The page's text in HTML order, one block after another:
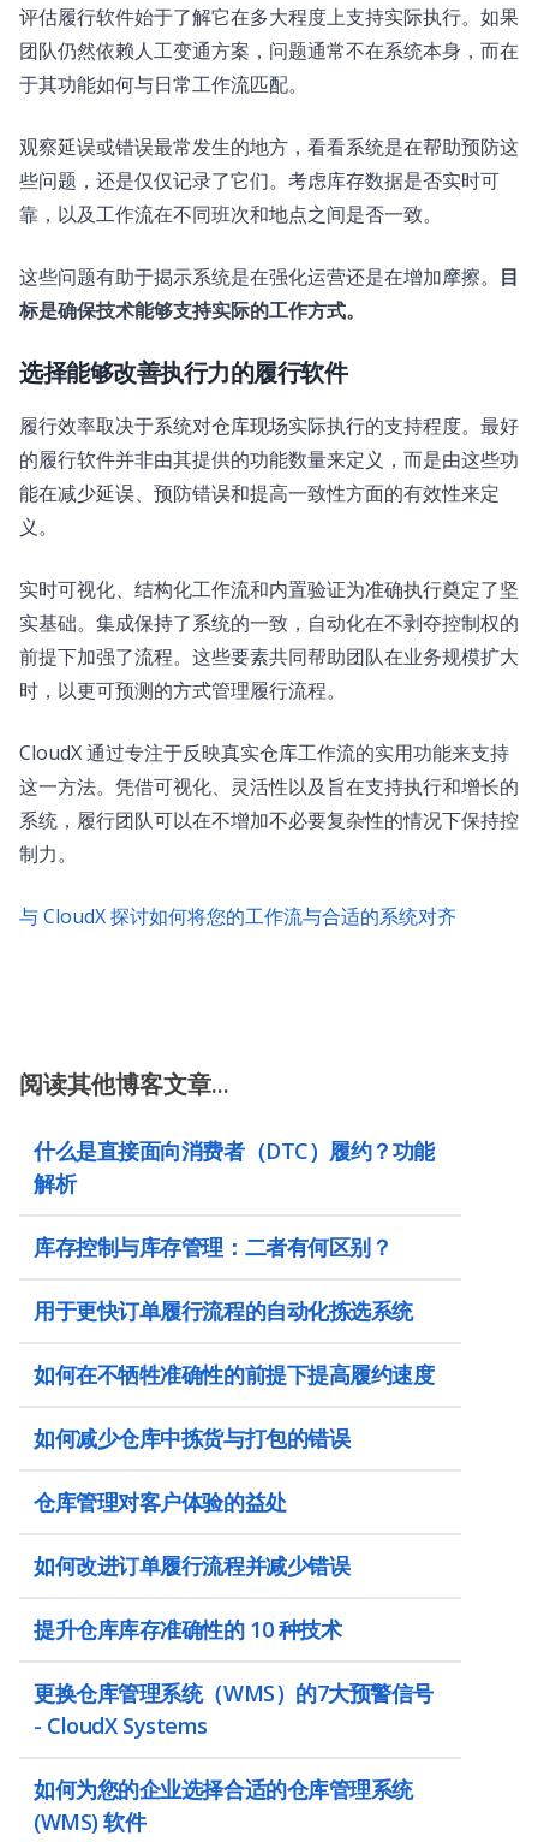
评估履行软件始于了解它在多大程度上支持实际执行。如果
团队仍然依赖人工变通方案，问题通常不在系统本身，而在
于其功能如何与日常工作流匹配。
观察延误或错误最常发生的地方，看看系统是在帮助预防这
些问题，还是仅仅记录了它们。考虑库存数据是否实时可
靠，以及工作流在不同班次和地点之间是否一致。
这些问题有助于揭示系统是在强化运营还是在增加摩擦。 目
标是确保技术能够支持实际的工作方式。
选择能够改善执行力的履行软件
履行效率取决于系统对仓库现场实际执行的支持程度。最好
的履行软件并非由其提供的功能数量来定义，而是由这些功
能在减少延误、预防错误和提高一致性方面的有效性来定
义。
实时可视化、结构化工作流和内置验证为准确执行奠定了坚
实基础。集成保持了系统的一致，自动化在不剥夺控制权的
前提下加强了流程。这些要素共同帮助团队在业务规模扩大
时，以更可预测的方式管理履行流程。
CloudX 通过专注于反映真实仓库工作流的实用功能来支持
这一方法。凭借可视化、灵活性以及旨在支持执行和增长的
系统，履行团队可以在不增加不必要复杂性的情况下保持控
制力。
与 CloudX 探讨如何将您的工作流与合适的系统对齐
阅读其他博客文章...
什么是直接面向消费者（DTC）履约？功能
解析
库存控制与库存管理：二者有何区别？
用于更快订单履行流程的自动化拣选系统
如何在不牺牲准确性的前提下提高履约速度
如何减少仓库中拣货与打包的错误
仓库管理对客户体验的益处
如何改进订单履行流程并减少错误
提升仓库库存准确性的 10 种技术
更换仓库管理系统（WMS）的7大预警信号
- CloudX Systems
如何为您的企业选择合适的仓库管理系统
(WMS) 软件